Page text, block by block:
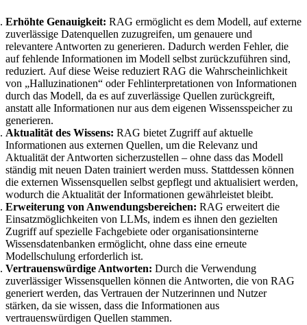
Erhöhte Genauigkeit: RAG ermöglicht es dem Modell, auf externe
zuverlässige Datenquellen zuzugreifen, um genauere und
relevantere Antworten zu generieren. Dadurch werden Fehler, die
auf fehlende Informationen im Modell selbst zurückzuführen sind,
reduziert. Auf diese Weise reduziert RAG die Wahrscheinlichkeit
von „Halluzinationen“ oder Fehlinterpretationen von Informationen
durch das Modell, da es auf zuverlässige Quellen zurückgreift,
anstatt alle Informationen nur aus dem eigenen Wissensspeicher zu
generieren.
Aktualität des Wissens: RAG bietet Zugriff auf aktuelle
Informationen aus externen Quellen, um die Relevanz und
Aktualität der Antworten sicherzustellen – ohne dass das Modell
ständig mit neuen Daten trainiert werden muss. Stattdessen können
die externen Wissensquellen selbst gepflegt und aktualisiert werden,
wodurch die Aktualität der Informationen gewährleistet bleibt.
Erweiterung von Anwendungsbereichen: RAG erweitert die
Einsatzmöglichkeiten von LLMs, indem es ihnen den gezielten
Zugriff auf spezielle Fachgebiete oder organisationsinterne
Wissensdatenbanken ermöglicht, ohne dass eine erneute
Modellschulung erforderlich ist.
Vertrauenswürdige Antworten: Durch die Verwendung
zuverlässiger Wissensquellen können die Antworten, die von RAG
generiert werden, das Vertrauen der Nutzerinnen und Nutzer
stärken, da sie wissen, dass die Informationen aus
vertrauenswürdigen Quellen stammen.